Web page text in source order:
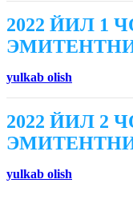
2022 ЙИЛ 1
yulkab olish
2022 ЙИЛ 2
yulkab olish